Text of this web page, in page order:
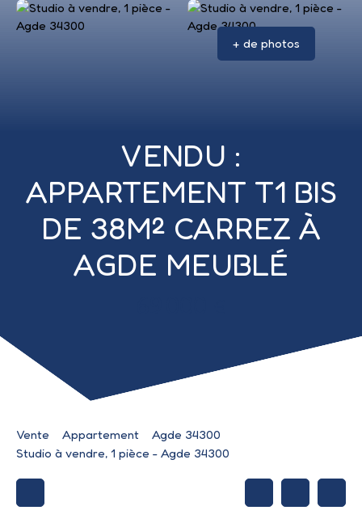
Accueil Louer Vendre
+ de photos
VENDU :
APPARTEMENT T1 BIS
DE 38M² CARREZ À
AGDE MEUBLÉ
Vente Appartement
Agde 34300
Studio à vendre, 1 pièce - Agde 34300